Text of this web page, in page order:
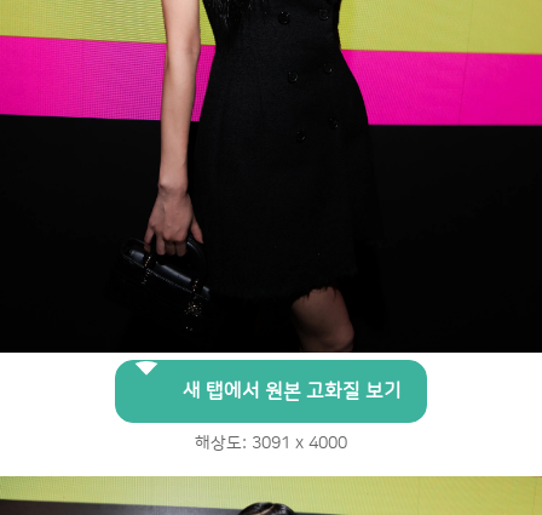
새 탭에서 원본 고화질 보기
해상도: 3091 x 4000